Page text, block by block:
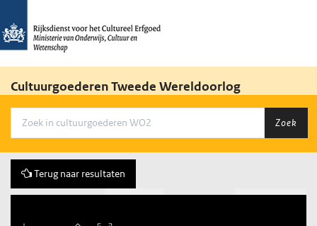
Cultuurgoederen Tweede Wereldoorlog
Zoek
Terug naar resultaten